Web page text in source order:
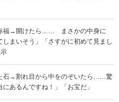
福→開けたら…… まさかの中身に
しまいそう」「さすがに初めて見まし
石→割れ目から中をのぞいたら……驚
にあるんですね！」「お宝だ」